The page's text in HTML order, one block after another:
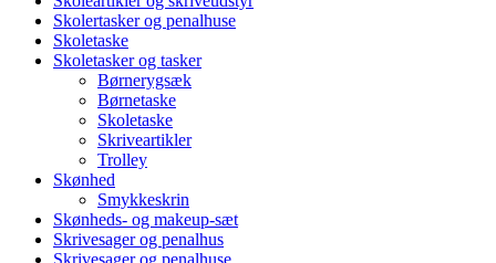
Skolertasker og penalhuse
Skoletaske
Skoletasker og tasker
Børnerygsæk
Børnetaske
Skoletaske
Skriveartikler
Trolley
Skønhed
Smykkeskrin
Skønheds- og makeup-sæt
Skrivesager og penalhus
Skrivesager og penalhuse